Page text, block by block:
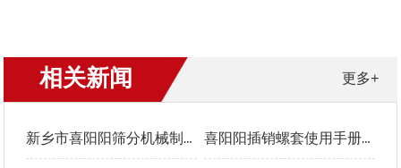
更多+
相关新闻
新乡市喜阳阳筛分机械制造有限公司螺套中文手册 喜阳阳插销螺套使用手册｜安装、选型与维护全指南